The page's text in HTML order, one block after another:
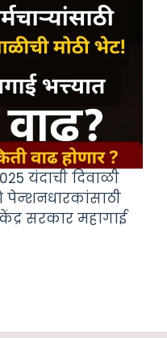
यंदाची दिवाळी
पेन्शनधारकांसाठी
सरकार महागाई